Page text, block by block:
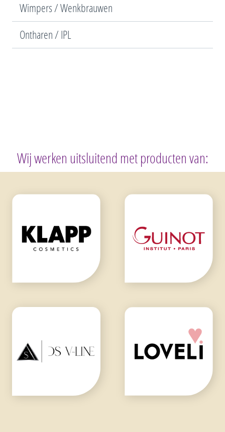
Wimpers / Wenkbrauwen
Ontharen / IPL
Wij werken uitsluitend met producten van: